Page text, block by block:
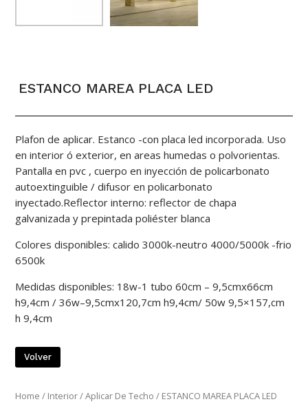
ESTANCO MAREA PLACA LED
Plafon de aplicar. Estanco -con placa led incorporada. Uso
en interior ó exterior, en areas humedas o polvorientas.
Pantalla en pvc , cuerpo en inyección de policarbonato
autoextinguible / difusor en policarbonato
inyectado.Reflector interno: reflector de chapa
galvanizada y prepintada poliéster blanca
Colores disponibles: calido 3000k-neutro 4000/5000k -frio
6500k
Medidas disponibles: 18w-1 tubo 60cm – 9,5cmx66cm
h9,4cm / 36w–9,5cmx120,7cm h9,4cm/ 50w 9,5×157,cm
h 9,4cm
Volver
Home / Interior/Aplicar De Techo / ESTANCO MAREA PLACA LED